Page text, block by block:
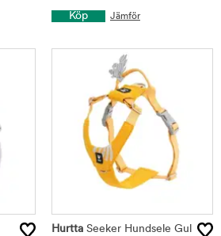
Köp Jämför
Hurtta Seeker Hundsele Gul